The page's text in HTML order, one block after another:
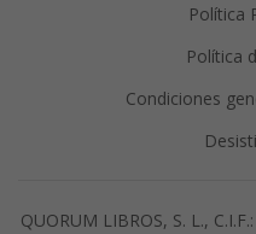
Política
Política
Condiciones
QUORUM LIBROS, S. L.,